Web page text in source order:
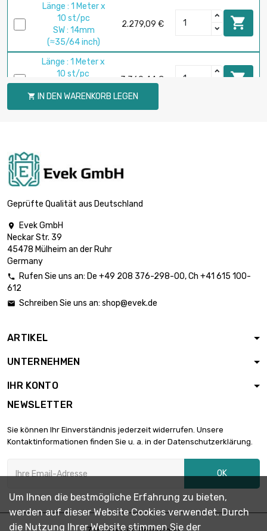
Länge : 1 Meter x
10 st/pc
SW : 14mm
(≈35/64 inch)
2.279,09 € 
Länge : 1 Meter x
10 st/pc
SW : 17mm
(≈43/64 inch)
3.360,44 € 
Länge : 1 Meter x 5
(≈55/64 inch)
Länge : 1 Meter x 5
SW : 24mm
SW : 27mm (≈1.06
1.773,10 €
Länge : 1 Meter x 2
SW : 30mm
st/pc
(≈1.2598 inch)
SW : 36mm (≈1.417
Länge : 1 Meter
SW : 41mm (≈1.61
1.954,69 €
 IN DEN WARENKORB LEGEN
Geprüfte Qualität aus Deutschland

Evek GmbH
Neckar Str. 39
45478 Mülheim an der Ruhr
Germany
 Rufen Sie uns an: De +49 208 376-298-00, Ch +41 615 100-
612
 Schreiben Sie uns an: shop@evek.de
ARTIKEL
UNTERNEHMEN
IHR KONTO
NEWSLETTER
Sie können Ihr Einverständnis jederzeit widerrufen. Unsere
Kontaktinformationen finden Sie u. a. in der Datenschutzerklärung.
OK
Um Ihnen die bestmögliche Erfahrung zu bieten,
werden auf dieser Website Cookies verwendet. Durch
die Nutzung Ihrer Website stimmen Sie der